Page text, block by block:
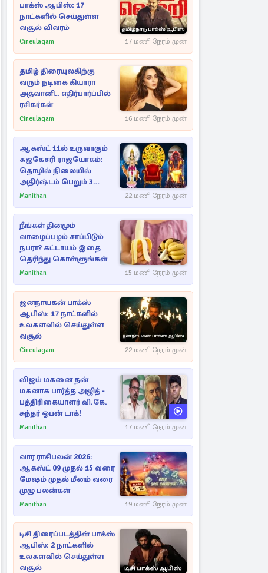
பாக்ஸ் ஆபிஸ்: 17
நாட்களில் செய்துள்ள
வசூல் விவரம்
Cineulagam 17 மணி நேரம் முன்
தமிழ் திரையுலகிற்கு
வரும் நடிகை கியாரா
அத்வானி.. எதிர்பார்ப்பில்
ரசிகர்கள்
Cineulagam 16 மணி நேரம் முன்
ஆகஸ்ட் 11ல் உருவாகும்
கஜகேசரி ராஜயோகம்:
தொழில் நிலையில்
அதிர்ஷ்டம் பெறும் 3
ராசிகள்!
Manithan 22 மணி நேரம் முன்
நீங்கள் தினமும்
வாழைப்பழம் சாப்பிடும்
நபரா? கட்டாயம் இதை
தெரிந்து கொள்ளுங்கள்
Manithan 15 மணி நேரம் முன்
ஜனநாயகன் பாக்ஸ்
ஆபிஸ்: 17 நாட்களில்
உலகளவில் செய்துள்ள
வசூல்
Cineulagam 22 மணி நேரம் முன்
விஜய் மகனை தன்
மகனாக பார்த்த அஜித் -
பத்திரிகையாளர் வி.கே.
சுந்தர் ஓபன் டாக்!
Manithan 17 மணி நேரம் முன்
வார ராசிபலன் 2026:
ஆகஸ்ட் 09 முதல் 15 வரை
மேஷம் முதல் மீனம் வரை
முழு பலன்கள்
Manithan 19 மணி நேரம் முன்
டிசி திரைப்படத்தின் பாக்ஸ்
ஆபிஸ்: 2 நாட்களில்
உலகளவில் செய்துள்ள
வசூல்